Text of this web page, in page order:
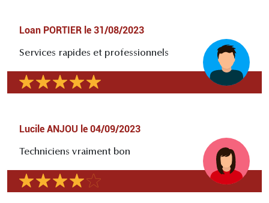
Loan PORTIER le 31/08/2023
Services rapides et professionnels
Lucile ANJOU le 04/09/2023
Techniciens vraiment bon